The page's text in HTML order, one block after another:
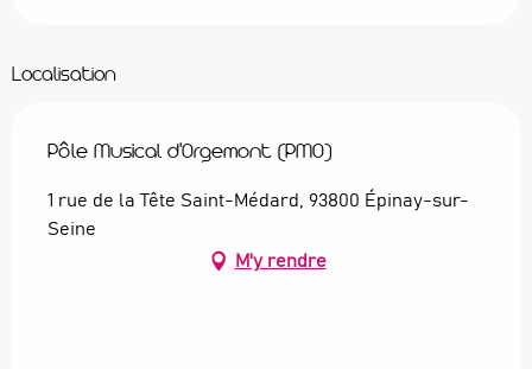
Localisation
Pôle Musical d'Orgemont (PMO)
1 rue de la Tête Saint-Médard, 93800 Épinay-sur-
Seine
M'y rendre